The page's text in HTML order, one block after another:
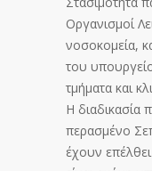
Οργανισμοί
νοσοκομεία,
του
τμήματα και
Η διαδικασία
περασμένο
έχουν